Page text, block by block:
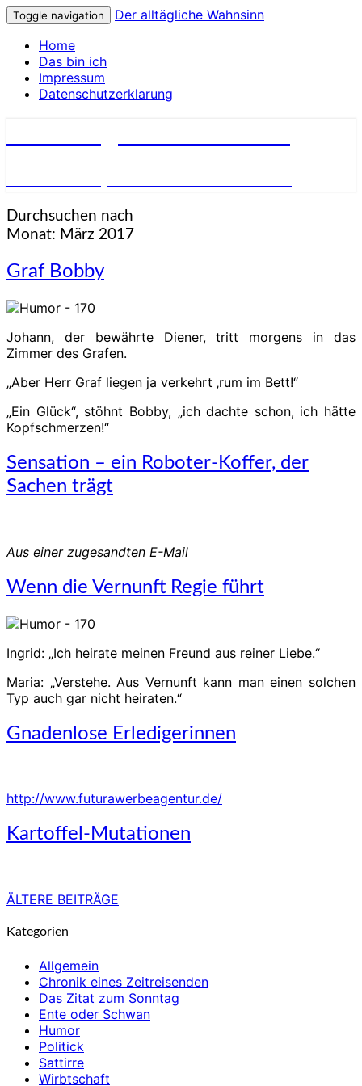
Toggle navigation
Der alltägliche Wahnsinn
Home
Das bin ich
Impressum
Datenschutzerklarung
Durchsuchen nach
Monat: März 2017
Graf
Bobby
Graf Bobby
Johann, der bewährte Diener, tritt mor­gens in das
Zimmer des Grafen.
„Aber Herr Graf liegen ja verkehrt ‚rum im Bett!“
„Ein Glück“, stöhnt Bobby, „ich dachte schon, ich hätte
Kopfschmerzen!“
Sensation
–
ein
Sachen
Sensation – ein Roboter-Koffer, der
Sachen trägt
Aus einer zugesandten E-Mail
Wenn
die
Vernunft
Regie
führt
Wenn die Vernunft Regie führt
Ingrid: „Ich heirate meinen Freund aus reiner Liebe.“
Maria: „Verstehe. Aus Vernunft kann man einen solchen
Typ auch gar nicht heiraten.“
Gnadenlose
Erledigerinnen
Gnadenlose Erledigerinnen
http://www.futurawerbeagentur.de/
Kartoffel-
Mutationen
Kartoffel-Mutationen
Beitragsnavigation
ÄLTERE BEITRÄGE
Kategorien
Allgemein
Chronik eines Zeitreisenden
Das Zitat zum Sonntag
Ente oder Schwan
Humor
Politick
Sattirre
Wirbtschaft